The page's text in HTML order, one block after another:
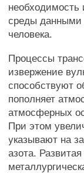
необходимость
среды данными
человека.
Процессы
извержение
способствуют
пополняет
атмосферных
При этом
указывают на
азота.